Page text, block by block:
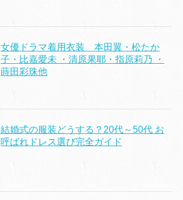
女優ドラマ着用衣装 本田翼・松たか
子・比嘉愛未 ・清原果耶・指原莉乃 ・
蒔田彩珠他
結婚式の服装どうする？20代～50代 お
呼ばれドレス選び完全ガイド